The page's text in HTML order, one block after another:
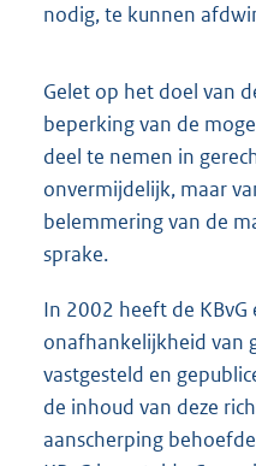
nodig, te kunnen
Gelet op het doel van
beperking van de
deel te nemen in
onvermijdelijk, maar
belemmering van de
sprake.
In 2002 heeft de
onafhankelijkheid van
vastgesteld en
de inhoud van deze
aanscherping